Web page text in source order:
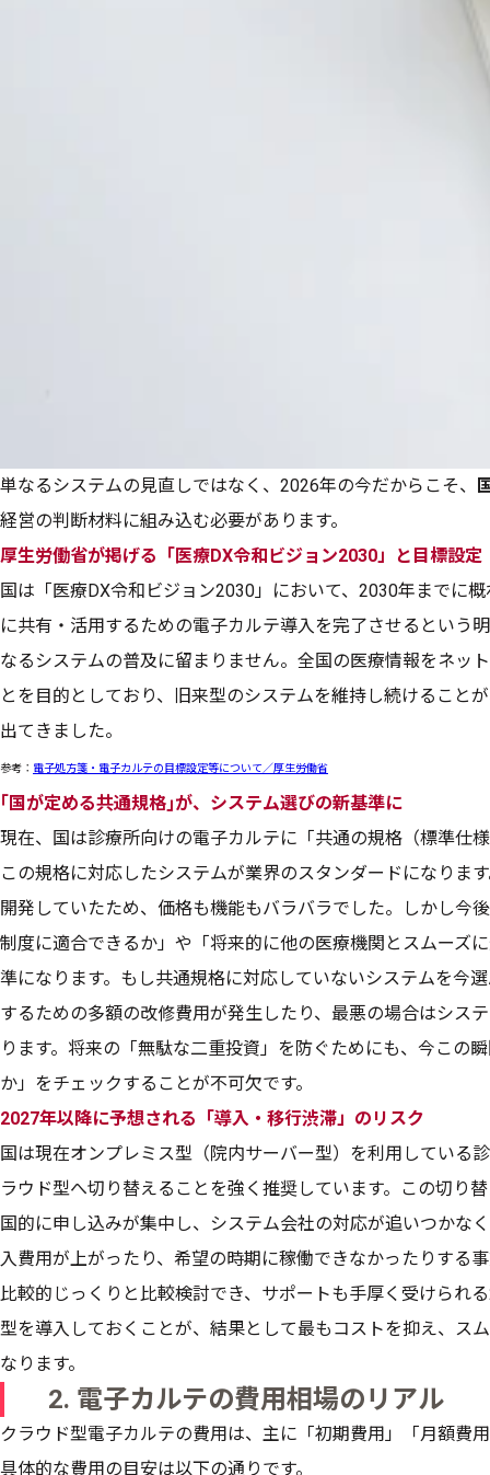
単なるシステムの見直しではなく、2026年の今だからこそ、
経営の判断材料に組み込む必要があります。
厚生労働省が掲げる「医療DX令和ビジョン2030」と目標設定
国は「医療DX令和ビジョン2030」において、2030年までに
に共有・活用するための電子カルテ導入を完了させるという
なるシステムの普及に留まりません。全国の医療情報をネッ
とを目的としており、旧来型のシステムを維持し続けること
出てきました。
参考： 電子処方箋・電子カルテの目標設定等について／厚生労働省
｢国が定める共通規格｣が、システム選びの新基準に
現在、国は診療所向けの電子カルテに「共通の規格（標準仕
この規格に対応したシステムが業界のスタンダードになりま
開発していたため、価格も機能もバラバラでした。しかし今
制度に適合できるか」や「将来的に他の医療機関とスムーズ
準になります。もし共通規格に対応していないシステムを今
するための多額の改修費用が発生したり、最悪の場合はシス
ります。将来の「無駄な二重投資」を防ぐためにも、今この
か」をチェックすることが不可欠です。
2027年以降に予想される「導入・移行渋滞」のリスク
国は現在オンプレミス型（院内サーバー型）を利用している
ラウド型へ切り替えることを強く推奨しています。この切り
国的に申し込みが集中し、システム会社の対応が追いつかな
入費用が上がったり、希望の時期に稼働できなかったりする
比較的じっくりと比較検討でき、サポートも手厚く受けられ
型を導入しておくことが、結果として最もコストを抑え、ス
なります。
2. 電子カルテの費用相場のリアル
クラウド型電子カルテの費用は、主に「初期費用」「月額費
具体的な費用の目安は以下の通りです。